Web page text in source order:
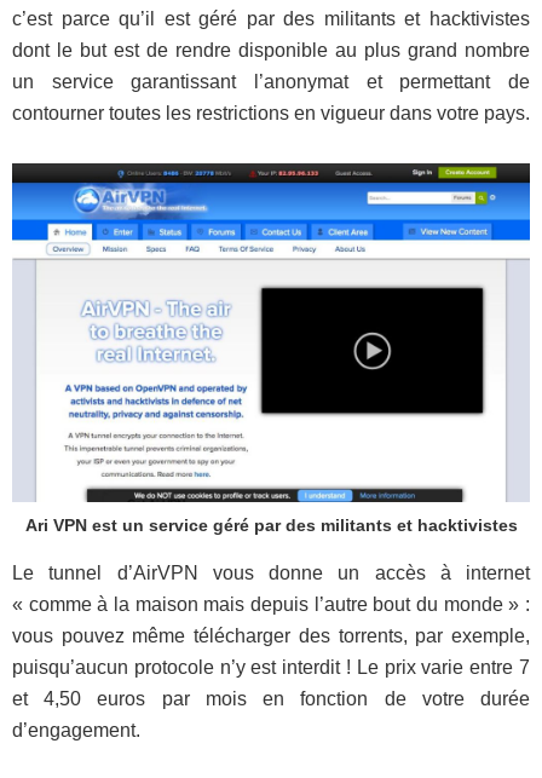
c’est parce qu’il est géré par des militants et hacktivistes
dont le but est de rendre disponible au plus grand nombre
un service garantissant l’anonymat et permettant de
contourner toutes les restrictions en vigueur dans votre pays.
Ari VPN est un service géré par des militants et hacktivistes
Le tunnel d’AirVPN vous donne un accès à internet
« comme à la maison mais depuis l’autre bout du monde » :
vous pouvez même télécharger des torrents, par exemple,
puisqu’aucun protocole n’y est interdit ! Le prix varie entre 7
et 4,50 euros par mois en fonction de votre durée
d’engagement.